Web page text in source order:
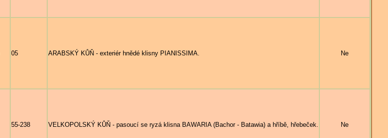
05 ARABSKÝ KŮŇ - exteriér hnědé klisny PIANISSIMA. Ne
55-238 VELKOPOLSKÝ KŮŇ - pasoucí se ryzá klisna BAWARIA (Bachor - Batawia) a hříbě, hřebeček. Ne